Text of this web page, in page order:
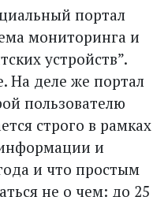
портал
мониторинга и
устройств”.
На деле же портал
пользователю
строго в рамках
и
и что простым
не о чем: до 25